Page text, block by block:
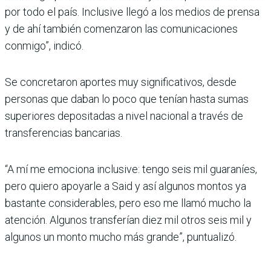
por todo el país. Inclusive llegó a los medios de prensa
y de ahí también comenzaron las comunicaciones
conmigo”, indicó.
Se concretaron aportes muy significativos, desde
personas que daban lo poco que tenían hasta sumas
superiores depositadas a nivel nacional a través de
transferencias bancarias.
“A mí me emociona inclusive: tengo seis mil guaraníes,
pero quiero apoyarle a Said y así algunos montos ya
bastante considerables, pero eso me llamó mucho la
atención. Algunos transferían diez mil otros seis mil y
algunos un monto mucho más grande”, puntualizó.